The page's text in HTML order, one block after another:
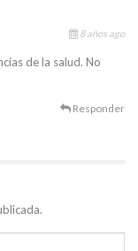
8 años ago
de la salud. No
Responder